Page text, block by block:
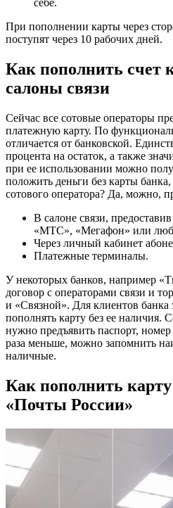
себе.
При пополнении карты через
поступят через 10 рабочих дней.
Как пополнить счет
салоны связи
Сейчас все сотовые операторы
платежную карту. По
отличается от банковской.
процента на остаток, а также
при ее использовании можно
положить деньги без карты
сотового оператора? Да, можно,
В салоне связи,
«МТС», «Мегафон» или
Через личный кабинет
Платежные терминалы.
У некоторых банков, например
договор с операторами связи и
и «Связной». Для клиентов банка
пополнять карту без ее наличия.
нужно предъявить паспорт,
раза меньше, можно запомнить
наличные.
Как пополнить карту
«Почты России»